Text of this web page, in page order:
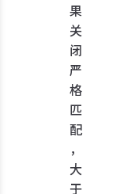
果
关
闭
严
格
匹
配
，
大
于